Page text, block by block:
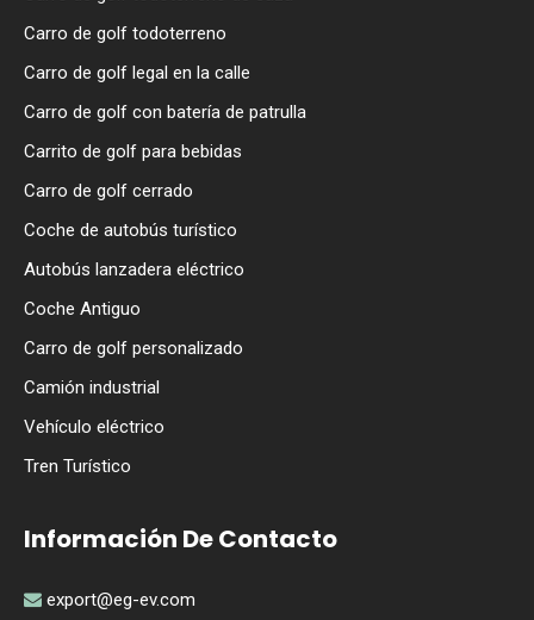
Carro de golf todoterreno
Carro de golf legal en la calle
Carro de golf con batería de patrulla
Carrito de golf para bebidas
Carro de golf cerrado
Coche de autobús turístico
Autobús lanzadera eléctrico
Coche Antiguo
Carro de golf personalizado
Camión industrial
Vehículo eléctrico
Tren Turístico
Información De Contacto
 export@eg-ev.com